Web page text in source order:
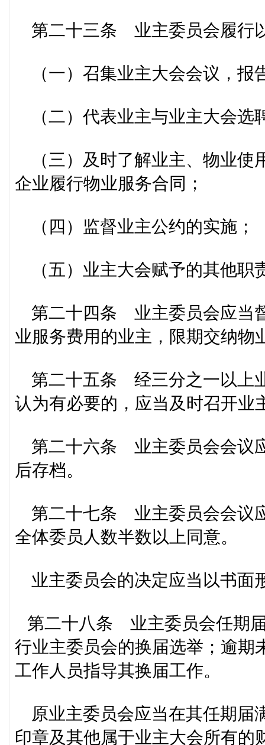
第二十三条 业主委员会履行
（一）召集业主大会会议，报
（二）代表业主与业主大会选
（三）及时了解业主、物业使
企业履行物业服务合同；
（四）监督业主公约的实施；
（五）业主大会赋予的其他职
第二十四条 业主委员会应当
业服务费用的业主，限期交纳物
第二十五条 经三分之一以上
认为有必要的，应当及时召开业
第二十六条 业主委员会会议
后存档。
第二十七条 业主委员会会议
全体委员人数半数以上同意。
业主委员会的决定应当以书面
第二十八条 业主委员会任期
行业主委员会的换届选举；逾期
工作人员指导其换届工作。
原业主委员会应当在其任期届
印章及其他属于业主大会所有的